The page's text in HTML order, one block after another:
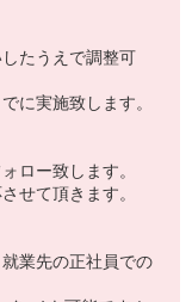
たうえで調整可
に実施致します。
ロー致します。
せて頂きます。
業先の正社員での